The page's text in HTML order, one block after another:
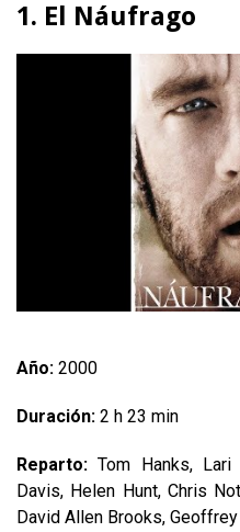
1. El Náufrago
Año: 2000
Duración: 2 h 23 min
Reparto: Tom Hanks, Lari
Davis, Helen Hunt, Chris
David Allen Brooks, Geoffrey